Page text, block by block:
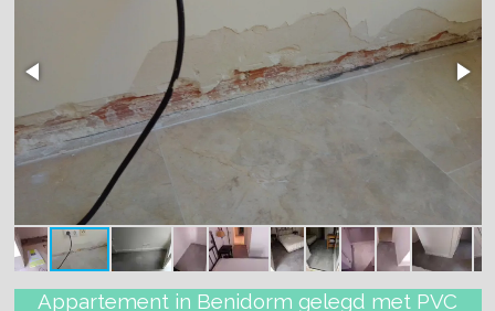
Appartement in Benidorm gelegd met PVC